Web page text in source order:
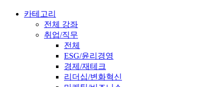
카테고리
전체 강좌
취업/직무
전체
ESG/윤리경영
경제/재테크
리더십/변화혁신